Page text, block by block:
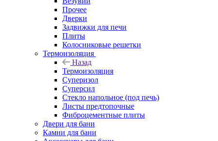
Прочее
Дверки
Задвижки для печи
Плиты
Колосниковые решетки
Термоизоляция
Назад
Термоизоляция
Суперизол
Суперсил
Стекло напольное (под печь)
Листы предтопочные
Фиброцементные плиты
Двери для бани
Камни для бани